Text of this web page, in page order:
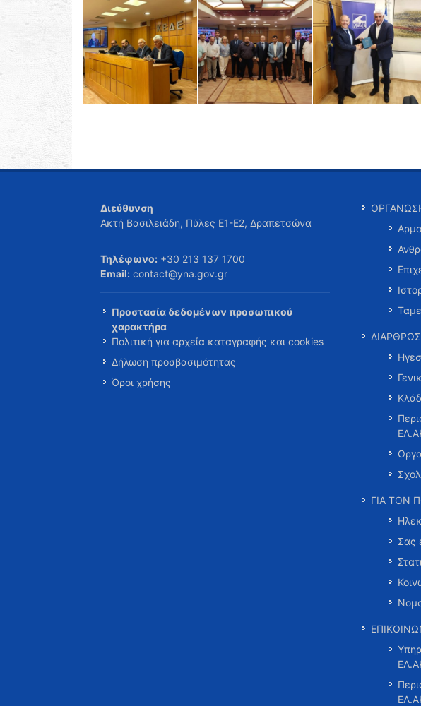
Διεύθυνση
Ακτή Βασιλειάδη, Πύλες Ε1-Ε2, Δραπετσώνα
Τηλέφωνο: +30 213 137 1700
Email: contact@yna.gov.gr
Προστασία δεδομένων προσωπικού
χαρακτήρα
Πολιτική για αρχεία καταγραφής και cookies
Δήλωση προσβασιμότητας
Όροι χρήσης
ΓΙΑ ΤΟΝ
Σας